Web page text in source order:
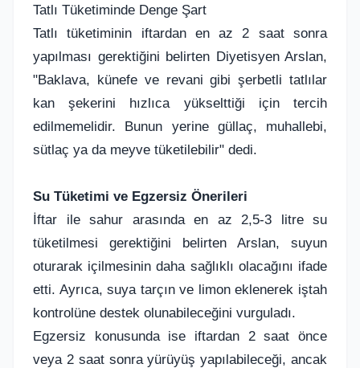
Tatlı Tüketiminde Denge Şart
Tatlı tüketiminin iftardan en az 2 saat sonra
yapılması gerektiğini belirten Diyetisyen Arslan,
"Baklava, künefe ve revani gibi şerbetli tatlılar
kan şekerini hızlıca yükselttiği için tercih
edilmemelidir. Bunun yerine güllaç, muhallebi,
sütlaç ya da meyve tüketilebilir" dedi.
Su Tüketimi ve Egzersiz Önerileri
İftar ile sahur arasında en az 2,5-3 litre su
tüketilmesi gerektiğini belirten Arslan, suyun
oturarak içilmesinin daha sağlıklı olacağını ifade
etti. Ayrıca, suya tarçın ve limon eklenerek iştah
kontrolüne destek olunabileceğini vurguladı.
Egzersiz konusunda ise iftardan 2 saat önce
veya 2 saat sonra yürüyüş yapılabileceği, ancak